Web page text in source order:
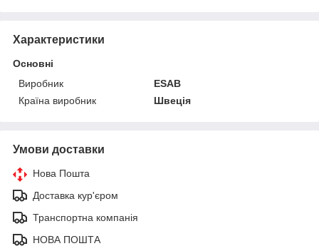
Характеристики
Основні
Виробник
ESAB
Країна виробник
Швеція
Умови доставки
Нова Пошта
Доставка кур'єром
Транспортна компанія
НОВА ПОШТА